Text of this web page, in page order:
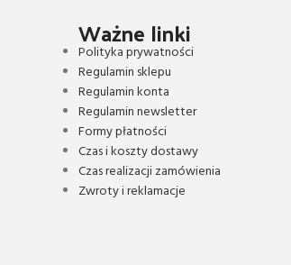
Ważne linki
Polityka prywatności
Regulamin sklepu
Regulamin konta
Regulamin newsletter
Formy płatności
Czas i koszty dostawy
Czas realizacji zamówienia
Zwroty i reklamacje